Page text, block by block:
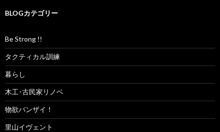
BLOGカテゴリー
Be Strong !!
タクティカル訓練
暮らし
木工･古民家リノベ
物欲バンザイ！
里山イヴェント